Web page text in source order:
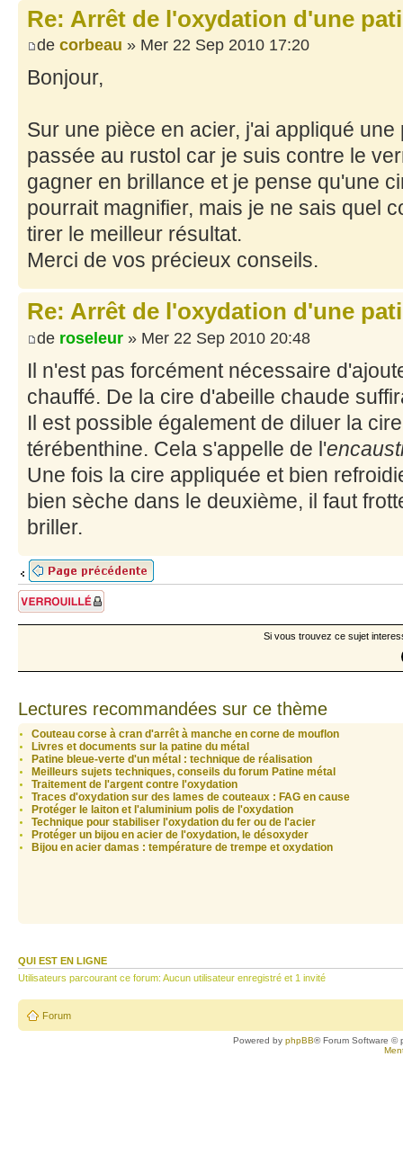
Re: Arrêt de l'oxydation d'une
de corbeau » Mer 22 Sep 2010 17:20
Bonjour,
Sur une pièce en acier, j'ai appliqué
passée au rustol car je suis contre le
gagner en brillance et je pense qu'une
pourrait magnifier, mais je ne sais quel
tirer le meilleur résultat.
Merci de vos précieux conseils.
Re: Arrêt de l'oxydation d'une
de roseleur » Mer 22 Sep 2010 20:48
Il n'est pas forcément nécessaire
chauffé. De la cire d'abeille chaude
Il est possible également de diluer la
térébenthine. Cela s'appelle de l'
Une fois la cire appliquée et bien
bien sèche dans le deuxième, il faut
briller.
Sujet verrouillé
Si vous trouvez ce sujet
Lectures recommandées sur ce thème
Couteau corse à cran d'arrêt à manche en corne de mouflon
Livres et documents sur la patine du métal
Patine bleue-verte d'un métal : technique de réalisation
Meilleurs sujets techniques, conseils du forum Patine métal
Traitement de l'argent contre l'oxydation
Traces d'oxydation sur des lames de couteaux : FAG en cause
Protéger le laiton et l'aluminium polis de l'oxydation
Technique pour stabiliser l'oxydation du fer ou de l'acier
Protéger un bijou en acier de l'oxydation, le désoxyder
Bijou en acier damas : température de trempe et oxydation
QUI EST EN LIGNE
Utilisateurs parcourant ce forum: Aucun utilisateur enregistré et 1 invité
Forum
Powered byphpBB® Forum Software ©